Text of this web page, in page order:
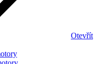
Otevřít